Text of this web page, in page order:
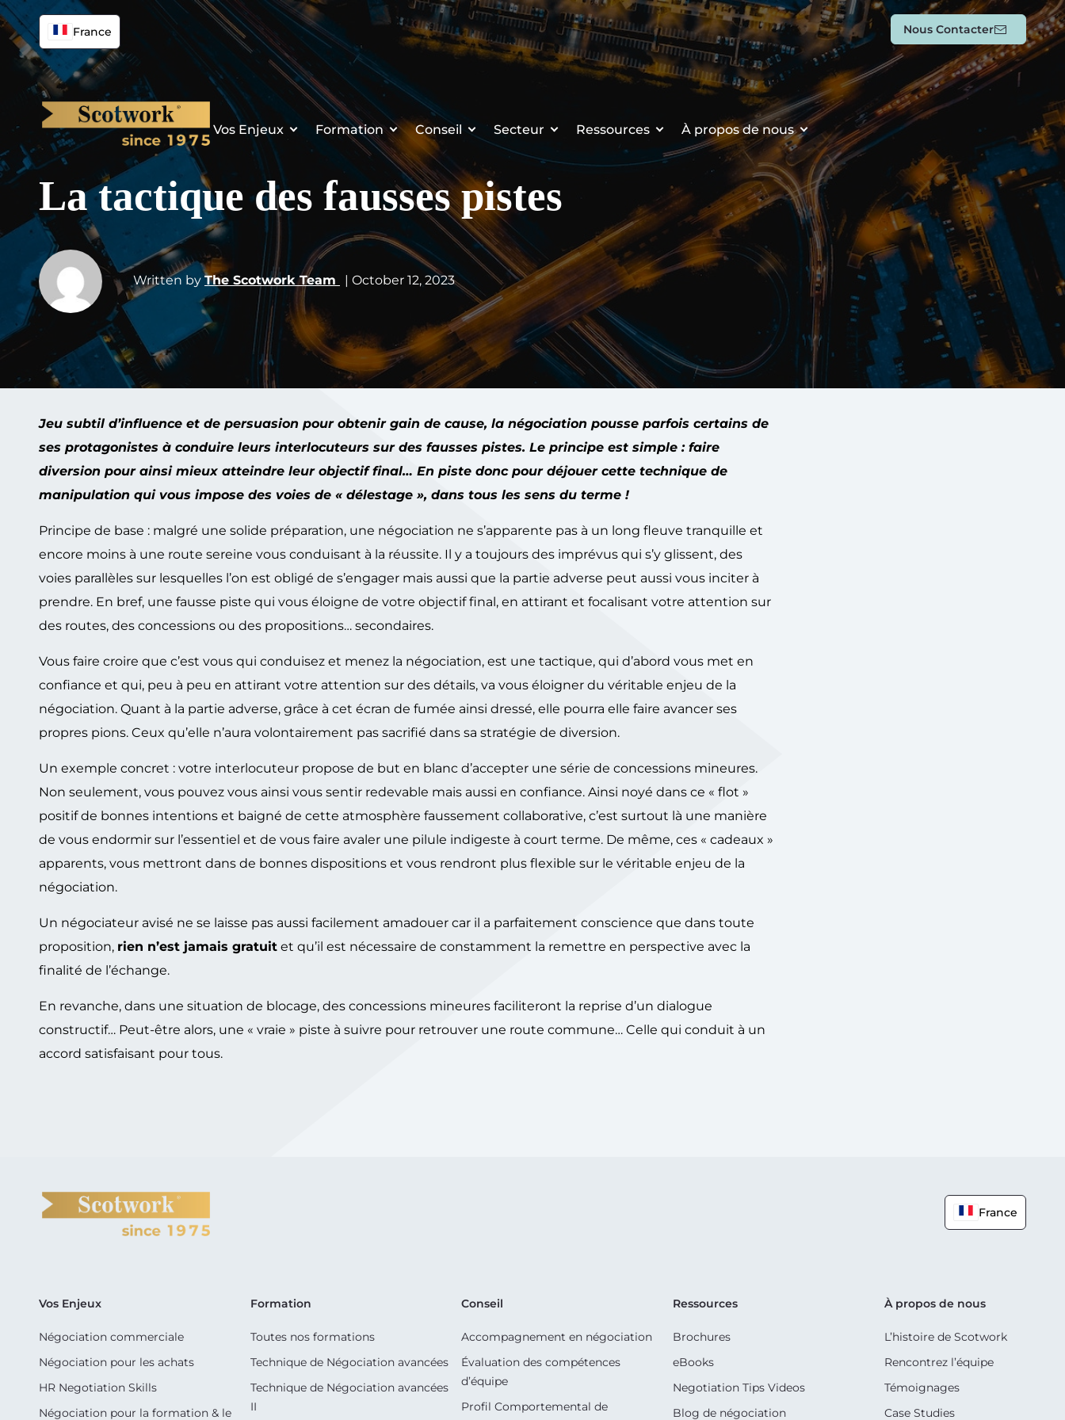
France Nous Contacter
Vos Enjeux Formation Conseil Secteur Ressources À propos de nous
La tactique des fausses pistes
Written byThe Scotwork Team | October 12, 2023
Jeu subtil d’influence et de persuasion pour obtenir gain de cause, la négociation pousse parfois certains de
ses protagonistes à conduire leurs interlocuteurs sur des fausses pistes. Le principe est simple : faire
diversion pour ainsi mieux atteindre leur objectif final… En piste donc pour déjouer cette technique de
manipulation qui vous impose des voies de « délestage », dans tous les sens du terme !
Principe de base : malgré une solide préparation, une négociation ne s’apparente pas à un long fleuve tranquille et
encore moins à une route sereine vous conduisant à la réussite. Il y a toujours des imprévus qui s’y glissent, des
voies parallèles sur lesquelles l’on est obligé de s’engager mais aussi que la partie adverse peut aussi vous inciter à
prendre. En bref, une fausse piste qui vous éloigne de votre objectif final, en attirant et focalisant votre attention sur
des routes, des concessions ou des propositions… secondaires.
Vous faire croire que c’est vous qui conduisez et menez la négociation, est une tactique, qui d’abord vous met en
confiance et qui, peu à peu en attirant votre attention sur des détails, va vous éloigner du véritable enjeu de la
négociation. Quant à la partie adverse, grâce à cet écran de fumée ainsi dressé, elle pourra elle faire avancer ses
propres pions. Ceux qu’elle n’aura volontairement pas sacrifié dans sa stratégie de diversion.
Un exemple concret : votre interlocuteur propose de but en blanc d’accepter une série de concessions mineures.
Non seulement, vous pouvez vous ainsi vous sentir redevable mais aussi en confiance. Ainsi noyé dans ce « flot »
positif de bonnes intentions et baigné de cette atmosphère faussement collaborative, c’est surtout là une manière
de vous endormir sur l’essentiel et de vous faire avaler une pilule indigeste à court terme. De même, ces « cadeaux »
apparents, vous mettront dans de bonnes dispositions et vous rendront plus flexible sur le véritable enjeu de la
négociation.
Un négociateur avisé ne se laisse pas aussi facilement amadouer car il a parfaitement conscience que dans toute
proposition, rien n’est jamais gratuit et qu’il est nécessaire de constamment la remettre en perspective avec la
finalité de l’échange.
En revanche, dans une situation de blocage, des concessions mineures faciliteront la reprise d’un dialogue
constructif… Peut-être alors, une « vraie » piste à suivre pour retrouver une route commune… Celle qui conduit à un
accord satisfaisant pour tous.
France
Vos Enjeux
Négociation commerciale
Négociation pour les achats
HR Negotiation Skills
Négociation pour la formation & le
Formation
Toutes nos formations
Technique de Négociation avancées
Technique de Négociation avancées
II
Conseil
Accompagnement en négociation
Évaluation des compétences
d’équipe
Profil Comportemental de
Ressources
Brochures
eBooks
Negotiation Tips Videos
Blog de négociation
À propos de nous
L’histoire de Scotwork
Rencontrez l’équipe
Témoignages
Case Studies